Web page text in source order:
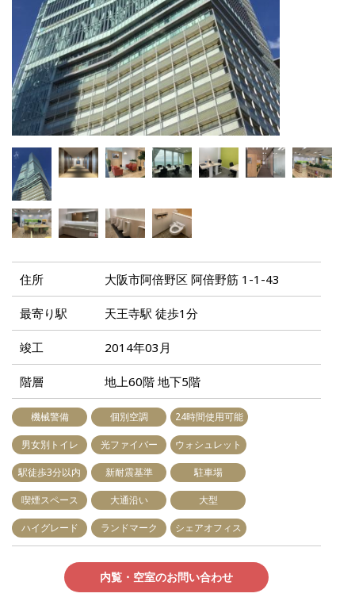
住所 大阪市阿倍野区 阿倍野筋 1-1-43
最寄り駅 天王寺駅 徒歩1分
竣工 2014年03月
階層 地上60階 地下5階
機械警備 個別空調 24時間使用可能
男女別トイレ 光ファイバー ウォシュレット
駅徒歩3分以内 新耐震基準 駐車場
喫煙スペース 大通沿い 大型
ハイグレード ランドマーク シェアオフィス
内覧・空室のお問い合わせ